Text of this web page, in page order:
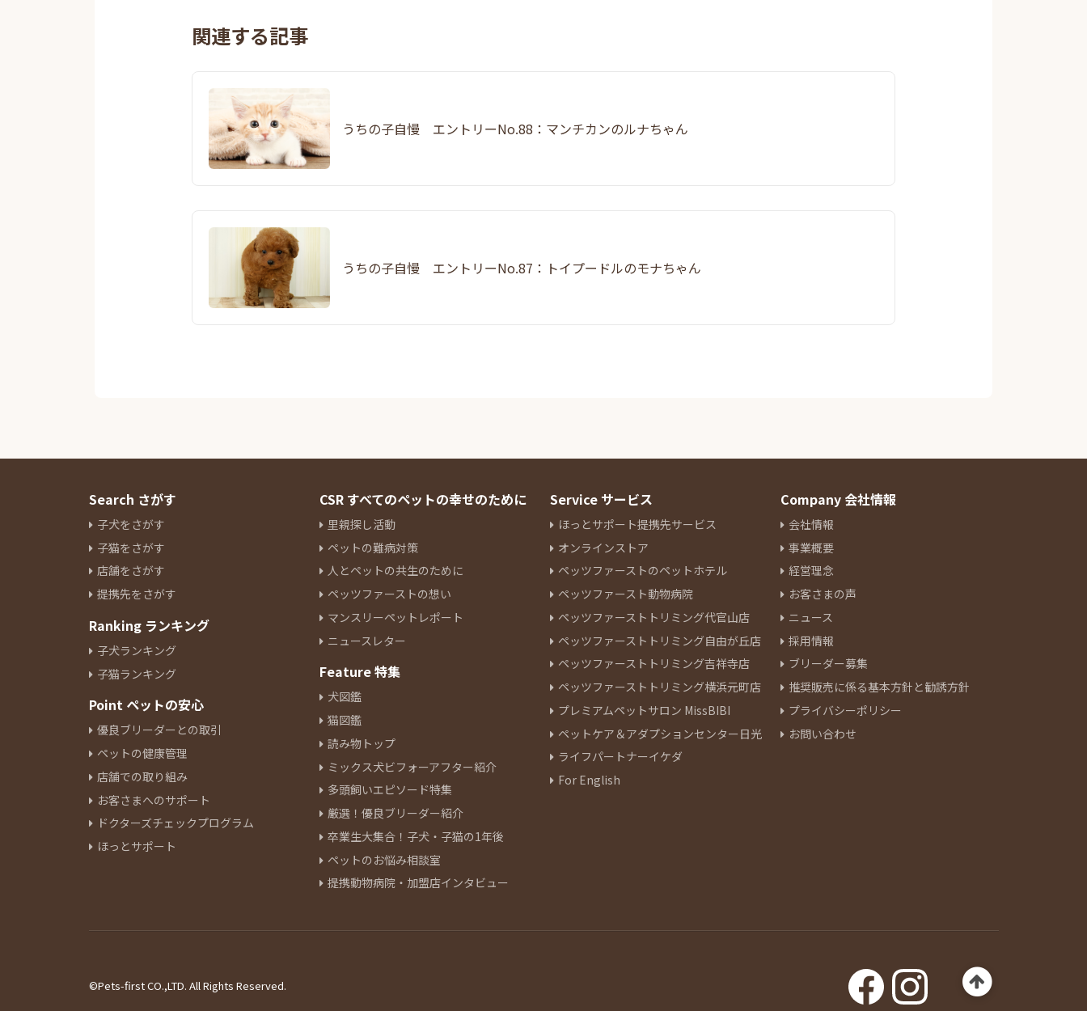
関連する記事
うちの子自慢 エントリーNo.88：マンチカンのルナちゃん
うちの子自慢 エントリーNo.87：トイプードルのモナちゃん
Search さがす
子犬をさがす
子猫をさがす
店舗をさがす
提携先をさがす
Ranking ランキング
子犬ランキング
子猫ランキング
Point ペットの安心
優良ブリーダーとの取引
ペットの健康管理
店舗での取り組み
お客さまへのサポート
ドクターズチェックプログラム
ほっとサポート
CSR すべてのペットの幸せのために
里親探し活動
ペットの難病対策
人とペットの共生のために
ペッツファーストの想い
マンスリーペットレポート
ニュースレター
Feature 特集
犬図鑑
猫図鑑
読み物トップ
ミックス犬ビフォーアフター紹介
多頭飼いエピソード特集
厳選！優良ブリーダー紹介
卒業生大集合！子犬・子猫の1年後
ペットのお悩み相談室
提携動物病院・加盟店インタビュー
Service サービス
ほっとサポート提携先サービス
オンラインストア
ペッツファーストのペットホテル
ペッツファースト動物病院
ペッツファーストトリミング代官山店
ペッツファーストトリミング自由が丘店
ペッツファーストトリミング吉祥寺店
ペッツファーストトリミング横浜元町店
プレミアムペットサロン MissBIBI
ペットケア＆アダプションセンター日光
ライフパートナーイケダ
For English
Company 会社情報
会社情報
事業概要
経営理念
お客さまの声
ニュース
採用情報
ブリーダー募集
推奨販売に係る基本方針と勧誘方針
プライバシーポリシー
お問い合わせ
©Pets-first CO.,LTD. All Rights Reserved.